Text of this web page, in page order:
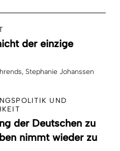
der einzige
Stephanie Johanssen
UND
der Deutschen zu
nimmt wieder zu